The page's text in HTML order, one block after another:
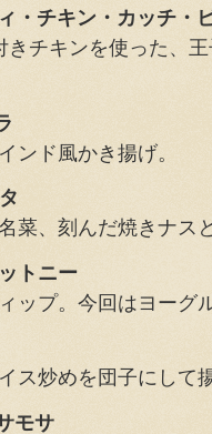
・チキン・カッチ・
きチキンを使った、
ンド風かき揚げ。
菜、刻んだ焼きナス
トニー
ップ。今回はヨーグ
ス炒めを団子にして
モサ